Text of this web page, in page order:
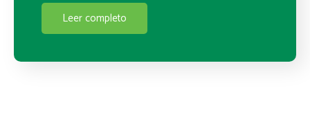
Leer completo